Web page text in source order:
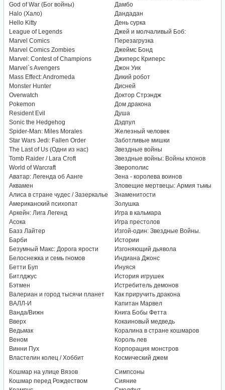
God of War (Бог войны)
Halo (Хало)
Hello Kitty
League of Legends
Marvel Comics
Marvel Comics Zombies
Marvel: Contest of Champions
Marvel`s Avengers
Mass Effect: Andromeda
Monster Hunter
Overwatch
Pokemon
Resident Evil
Sonic the Hedgehog
Spider-Man: Miles Morales
Star Wars Jedi: Fallen Order
The Last of Us (Одни из нас)
Tomb Raider / Lara Croft
World of Warcraft
Аватар: Легенда об Аанге
Аквамен
Алиса в стране чудес / Зазеркалье
Американский психопат
Аркейн: Лига Легенд
Асока
Базз Лайтер
Барби
Безумный Макс: Дорога ярости
Белоснежка и семь гномов
Бетти Буп
Битлджус
Бэтмен
Валериан и город тысячи планет
ВАЛЛ-И
Ванда/Вижн
Вверх
Ведьмак
Веном
Винни Пух
Властелин колец / Хоббит
Дамбо
Дандадан
День сурка
Джей и молчаливый Боб:
Перезагрузка
Джеймс Бонд
Джиперс Криперс
Джон Уик
Дикий робот
Дисней
Доктор Стрэндж
Дом дракона
Душа
Дэдпул
Железный человек
Заботливые мишки
Звездные войны
Звездные войны: Войны клонов
Зверополис
Зена - королева воинов
Зловещие мертвецы: Армия тьмы
Знаменитости
Золушка
Игра в кальмара
Игра престолов
Изгой-один: Звездные Войны.
Истории
Изгоняющий дьявола
Индиана Джонс
Инуяся
История игрушек
Истребитель демонов
Как приручить дракона
Капитан Марвел
Книга Бобы Фетта
Кокаиновый медведь
Коралина в стране кошмаров
Король лев
Корпорация монстров
Космический джем
Кошмар на улице Вязов
Кошмар перед Рождеством
Симпсоны
Сияние